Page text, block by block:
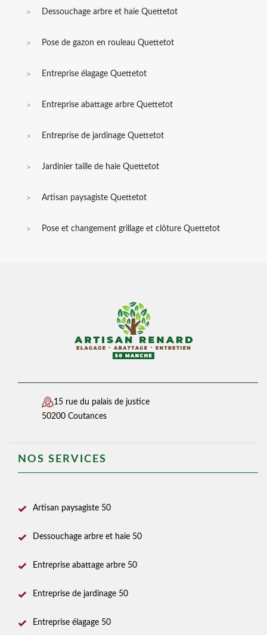
Dessouchage arbre et haie Quettetot
Pose de gazon en rouleau Quettetot
Entreprise élagage Quettetot
Entreprise abattage arbre Quettetot
Entreprise de jardinage Quettetot
Jardinier taille de haie Quettetot
Artisan paysagiste Quettetot
Pose et changement grillage et clôture Quettetot
15 rue du palais de justice
50200 Coutances
NOS SERVICES
Artisan paysagiste 50
Dessouchage arbre et haie 50
Entreprise abattage arbre 50
Entreprise de jardinage 50
Entreprise élagage 50